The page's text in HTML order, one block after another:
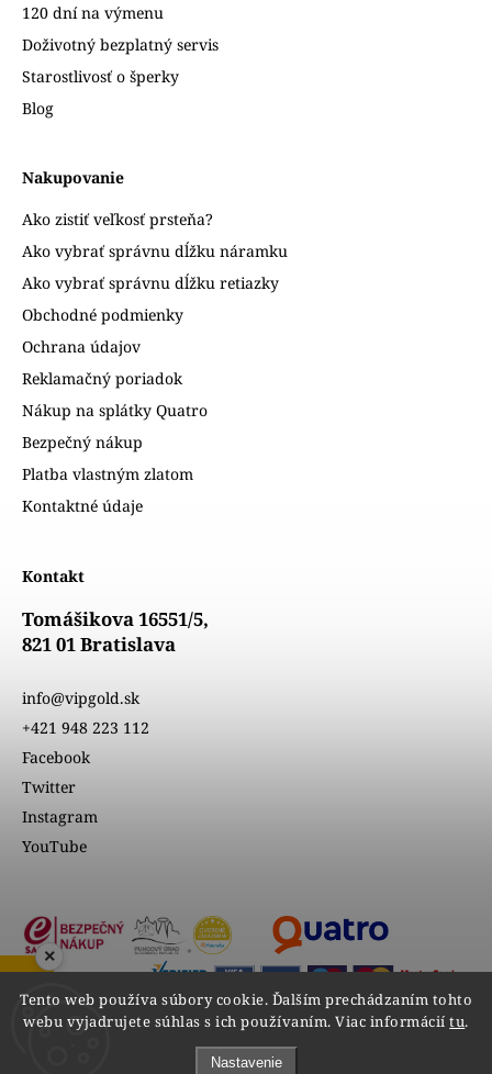
Tento web používa súbory cookie. Ďalším prechádzaním tohto
webu vyjadrujete súhlas s ich používaním. Viac informáciítu.
Nastavenie
120 dní na výmenu
Doživotný bezplatný servis
Starostlivosť o šperky
Blog
Nakupovanie
Ako zistiť veľkosť prsteňa?
Ako vybrať správnu dĺžku náramku
Ako vybrať správnu dĺžku retiazky
Obchodné podmienky
Ochrana údajov
Reklamačný poriadok
Nákup na splátky Quatro
Bezpečný nákup
Platba vlastným zlatom
Kontaktné údaje
Kontakt
Tomášikova 16551/5,
821 01 Bratislava
info@vipgold.sk
+421 948 223 112
Facebook
Twitter
Instagram
YouTube
×